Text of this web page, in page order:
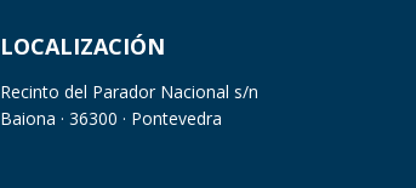
LOCALIZACIÓN
Recinto del Parador Nacional s/n
Baiona · 36300 · Pontevedra